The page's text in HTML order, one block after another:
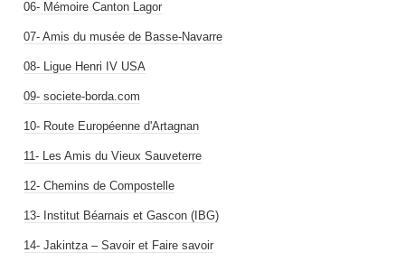
06- Mémoire Canton Lagor
07- Amis du musée de Basse-Navarre
08- Ligue Henri IV USA
09- societe-borda.com
10- Route Européenne d'Artagnan
11- Les Amis du Vieux Sauveterre
12- Chemins de Compostelle
13- Institut Béarnais et Gascon (IBG)
14- Jakintza – Savoir et Faire savoir